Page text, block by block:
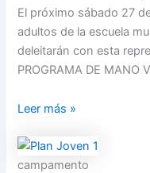
El próximo sábado 27
adultos de la escuela
deleitarán con esta
PROGRAMA DE MANO
Leer más »
campamento